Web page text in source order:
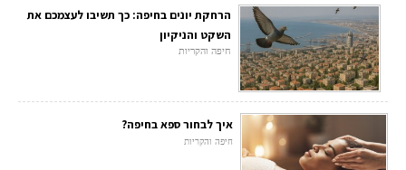
הרחקת יונים בחיפה: כך תשיבו לעצמכם את
השקט והניקיון
חיפה והקריות
איך לבחור ספא בחיפה?
חיפה והקריות